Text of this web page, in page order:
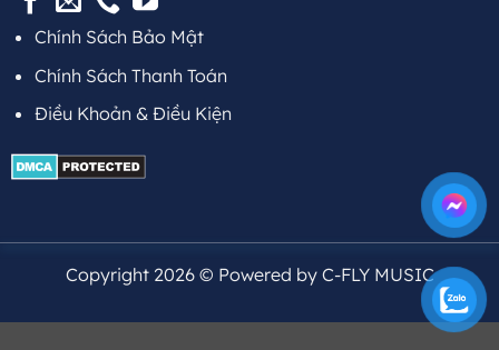
Chính Sách Bảo Mật
Chính Sách Thanh Toán
Điều Khoản & Điều Kiện
Copyright 2026 © Powered by C-FLY MUSIC